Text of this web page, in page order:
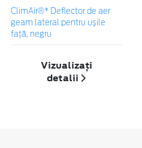
ClimAir®* Deflector de aer
geam lateral pentru ușile
față, negru
Vizualizați
detalii